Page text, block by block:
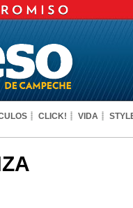
CLICK! VIDA